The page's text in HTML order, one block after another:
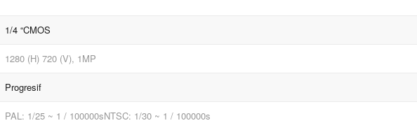
1/4 “CMOS
1280 (H) 720 (V), 1MP
Progresif
PAL: 1/25 ~ 1 / 100000sNTSC: 1/30 ~ 1 / 100000s